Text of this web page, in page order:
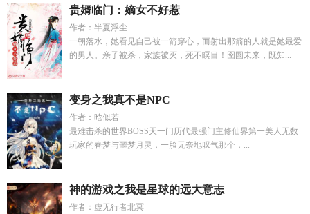
贵婿临门：嫡女不好惹
作者：半夏浮尘
一朝落水，她看见自己被一箭穿心，而射出那箭的人就是她最爱
的男人。亲子被杀，家族被灭，死不瞑目！囹圄未来，既知...
变身之我真不是NPC
作者：晗似若
最难击杀的世界BOSS天一门历代最强门主修仙界第一美人无数
玩家的春梦与噩梦月灵，一脸无奈地叹气那个，...
神的游戏之我是星球的远大意志
作者：虚无行者北冥